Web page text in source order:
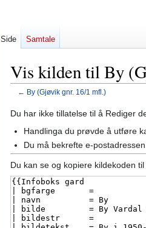
Vis kilden til By
← By (Gjøvik gnr. 16/1 mfl.)
Hopp
navigering
Hopp
Du har ikke tillatelse til å Rediger
Handlinga du prøvde å utføre
Du må bekrefte e-
Du kan se og kopiere kildekoden
Side Samtale